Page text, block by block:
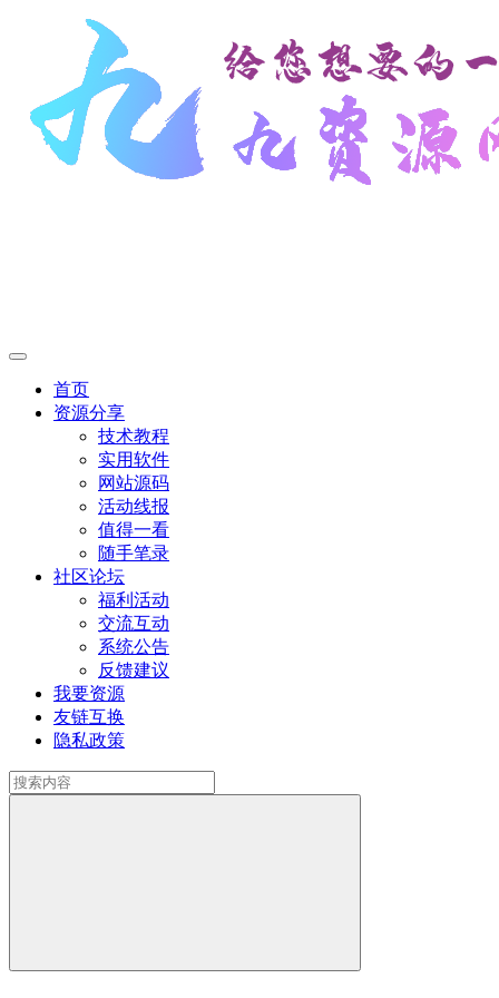
首页
资源分享
技术教程
实用软件
网站源码
活动线报
值得一看
随手笔录
社区论坛
福利活动
交流互动
系统公告
反馈建议
我要资源
友链互换
隐私政策